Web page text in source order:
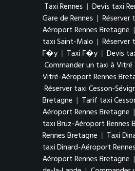
Taxi Rennes | Devis taxi
Gare de Rennes | Réserver
Aéroport Rennes Bretagne |
taxi Saint-Malo | Réserver
F�y | Taxi F�y | Devis
Commander un taxi à Vitré
Vitré-Aéroport Rennes
Réserver taxi Cesson-
Bretagne | Tarif taxi
Aéroport Rennes Bretagne |
taxi Bruz-Aéroport Rennes
Rennes Bretagne | Taxi
taxi Dinard-Aéroport
Aéroport Rennes Bretagne |